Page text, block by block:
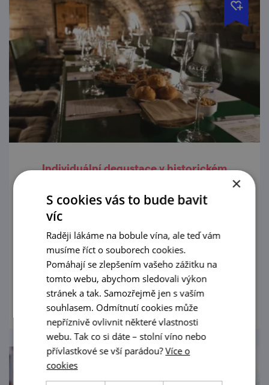
Individuální degustace v historickém
17. 8. — 23. 8. '26
Hledáte jedinečný a autentický zážitek ze
světa vína? Pak je pro vás ideální individuální
degustace!
prohlédnout
×
S cookies vás to bude bavit
víc
Raději lákáme na bobule vína, ale teď vám
musíme říct o souborech cookies.
Pomáhají se zlepšením vašeho zážitku na
tomto webu, abychom sledovali výkon
stránek a tak. Samozřejmě jen s vaším
souhlasem. Odmítnutí cookies může
nepříznivě ovlivnit některé vlastnosti
webu. Tak co si dáte – stolní víno nebo
přívlastkové se vší parádou?Více o
cookies